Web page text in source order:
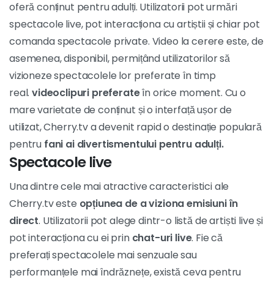
oferă conținut pentru adulți. Utilizatorii pot urmări
spectacole live, pot interacționa cu artiștii și chiar pot
comanda spectacole private. Video la cerere este, de
asemenea, disponibil, permițând utilizatorilor să
vizioneze spectacolele lor preferate în timp
real.videoclipuri preferateîn orice moment. Cu o
mare varietate de conținut și o interfață ușor de
utilizat, Cherry.tv a devenit rapid o destinație populară
pentru fani ai divertismentului pentru adulți.
Spectacole live
Una dintre cele mai atractive caracteristici ale
Cherry.tv este opțiunea de a viziona emisiuni în
direct. Utilizatorii pot alege dintr-o listă de artiști live și
pot interacționa cu ei prin chat-uri live. Fie că
preferați spectacolele mai senzuale sau
performanțele mai îndrăznețe, există ceva pentru